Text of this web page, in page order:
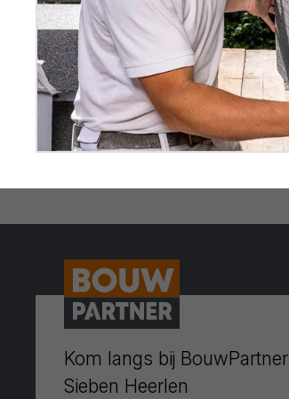
Kom langs bij BouwPartner
Sieben Heerlen